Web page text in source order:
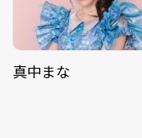
真中まな